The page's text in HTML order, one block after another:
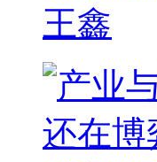
王鑫